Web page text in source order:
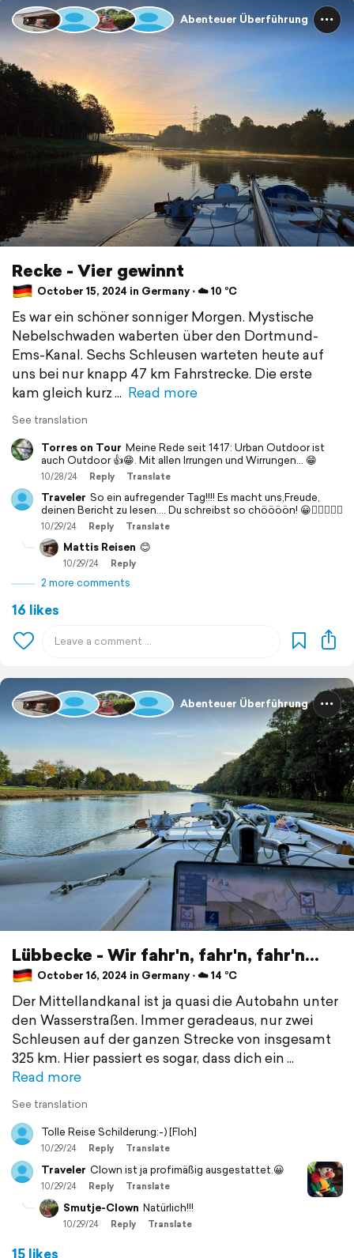
Abenteuer Überführung
Recke - Vier gewinnt
October 15, 2024 in Germany ⋅ ☁️ 10 °C
Es war ein schöner sonniger Morgen. Mystische
Nebelschwaden waberten über den Dortmund-
Ems-Kanal. Sechs Schleusen warteten heute auf
uns bei nur knapp 47 km Fahrstrecke. Die erste
kam gleich kurz
Read more
See translation
Torres on Tour Meine Rede seit 1417: Urban Outdoor ist
auch Outdoor 👍😁. Mit allen Irrungen und Wirrungen… 😁
10/28/24 Reply Translate
Traveler So ein aufregender Tag!!!! Es macht uns,Freude,
deinen Bericht zu lesen.... Du schreibst so chöööön! 😀🙋🏼‍♂️🙋‍♂️
10/29/24 Reply Translate
Mattis Reisen 😊
10/29/24 Reply
2 more comments
16 likes
Abenteuer Überführung
Lübbecke - Wir fahr'n, fahr'n, fahr'n...
October 16, 2024 in Germany ⋅ ☁️ 14 °C
Der Mittellandkanal ist ja quasi die Autobahn unter
den Wasserstraßen. Immer geradeaus, nur zwei
Schleusen auf der ganzen Strecke von insgesamt
325 km. Hier passiert es sogar, dass dich ein
Read more
See translation
Tolle Reise Schilderung:-) [Floh]
10/29/24 Reply Translate
Traveler Clown ist ja profimäßig ausgestattet.😀
10/29/24 Reply Translate
Smutje-Clown Natürlich!!!
10/29/24 Reply Translate
15 likes